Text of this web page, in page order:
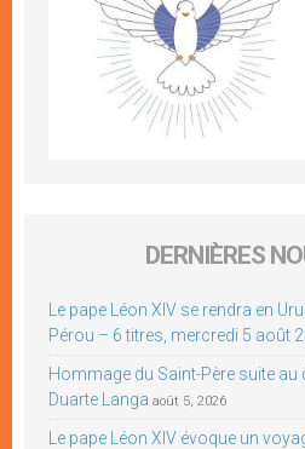
DERNIÈRES
Le pape Léon XIV se rendra en
Pérou – 6 titres, mercredi 5 août
Hommage du Saint-Père suite
Duarte Langa août 5, 2026
Le pape Léon XIV évoque un